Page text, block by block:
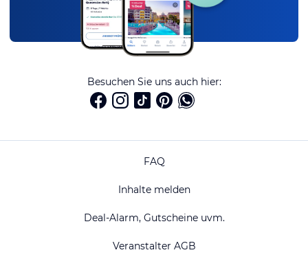
Besuchen Sie uns auch hier:
FAQ
Inhalte melden
Deal-Alarm, Gutscheine uvm.
Veranstalter AGB